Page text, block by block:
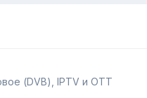
(DVB), IPTV и OTT